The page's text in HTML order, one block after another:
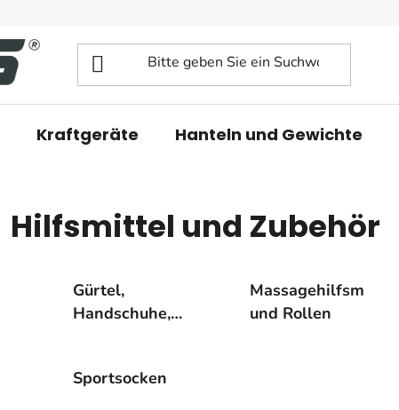
Kraftgeräte Hanteln und Gewichte
Hilfsmittel und Zubehör
Gürtel,
Handschuhe,
Massagehilfsmittel
und Rollen
Sportsocken